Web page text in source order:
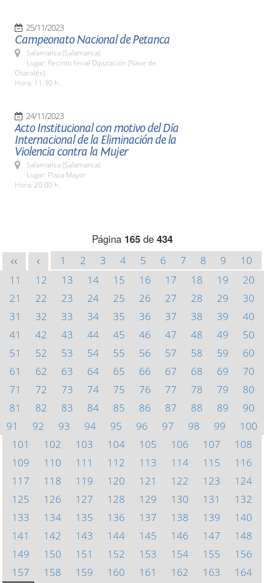
25/11/2023
Campeonato Nacional de Petanca
Salamanca (Salamanca)
Lugar: Recinto ferial Diputación (Nave de
Charolés)
Hora: 11:30 h.
24/11/2023
Acto Institucional con motivo del Día
Internacional de la Eliminación de la
Violencia contra la Mujer
Salamanca (Salamanca)
Lugar: Plaza Mayor
Hora: 20:00 h.
Página 165de 434
<< < 1 2 3 4 5 6 7 8 9
10
11
12 13 14 15 16 17 18 19
20
21
22 23 24 25 26 27 28 29
30
31
32 33 34 35 36 37 38 39
40
41
42 43 44 45 46 47 48 49
50
51
52 53 54 55 56 57 58 59
60
61
62 63 64 65 66 67 68 69
70
71
72 73 74 75 76 77 78 79
80
81
82 83 84 85 86 87 88 89
90
91
92 93 94 95 96 97 98 99
100
101
102 103 104 105 106 107
108
109
110 111 112 113 114 115
116
117
118 119 120 121 122 123
124
125
126 127 128 129 130 131
132
133
134 135 136 137 138 139
140
141
142 143 144 145 146 147
148
149
150 151 152 153 154 155
156
157
158 159 160 161 162 163
164